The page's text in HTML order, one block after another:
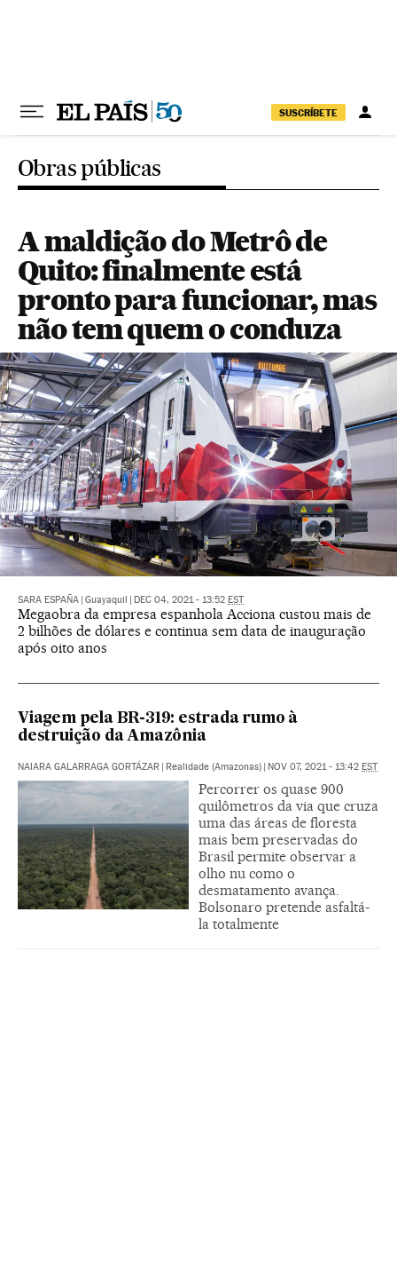
SUSCRÍBETE
Obras públicas
A maldição do Metrô de
Quito: finalmente está
pronto para funcionar, mas
não tem quem o conduza
SARA ESPAÑA Guayaquil DEC 04, 2021 - 13:52 EST
Megaobra da empresa espanhola Acciona custou mais de
2 bilhões de dólares e continua sem data de inauguração
após oito anos
Viagem pela BR-319: estrada rumo à
destruição da Amazônia
NAIARA GALARRAGA GORTÁZAR Realidade (Amazonas) NOV 07, 2021 - 13:42 EST
Percorrer os quase 900
quilômetros da via que cruza
uma das áreas de floresta
mais bem preservadas do
Brasil permite observar a
olho nu como o
desmatamento avança.
Bolsonaro pretende asfaltá-
la totalmente